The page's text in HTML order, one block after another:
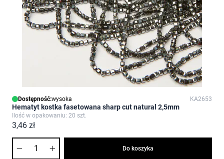
Dostępność:wysoka KA2653
Hematyt kostka fasetowana sharp cut natural 2,5mm
Ilość w opakowaniu: 20 szt.
3,46 zł
Do koszyka